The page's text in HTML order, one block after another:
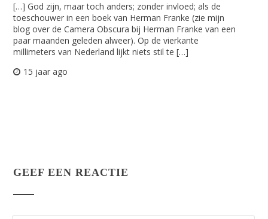
[…] God zijn, maar toch anders; zonder invloed; als de
toeschouwer in een boek van Herman Franke (zie mijn
blog over de Camera Obscura bij Herman Franke van een
paar maanden geleden alweer). Op de vierkante
millimeters van Nederland lijkt niets stil te […]
15 jaar ago
GEEF EEN REACTIE